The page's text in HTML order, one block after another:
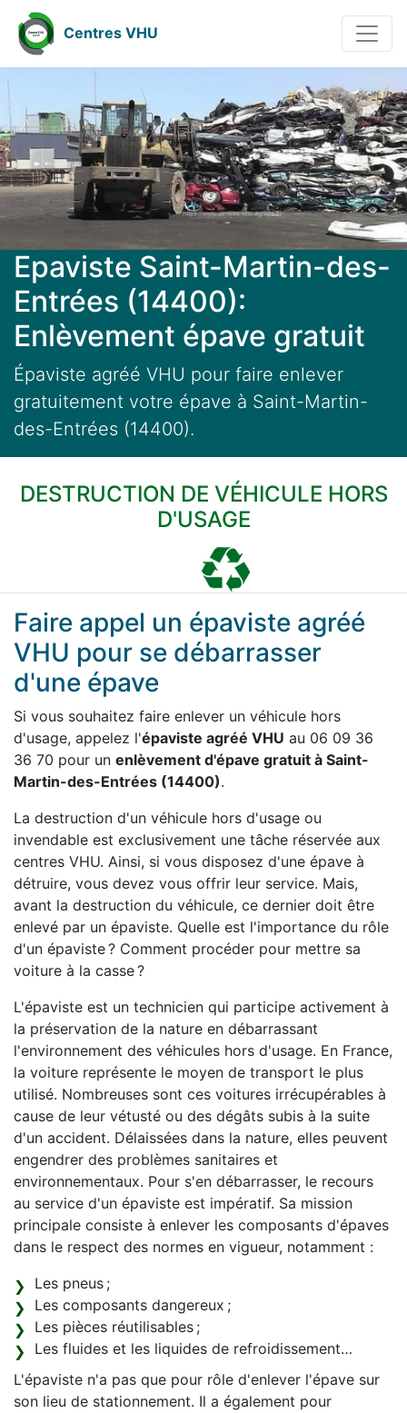
Centres VHU
Epaviste Saint-Martin-des-
Entrées (14400):
Enlèvement épave gratuit
Épaviste agréé VHU pour faire enlever
gratuitement votre épave à Saint-Martin-
des-Entrées (14400).
DESTRUCTION DE VÉHICULE HORS
D'USAGE
Faire appel un épaviste agréé
VHU pour se débarrasser
d'une épave
Si vous souhaitez faire enlever un véhicule hors
d'usage, appelez l'épaviste agréé VHU au 06 09 36
36 70 pour un enlèvement d'épave gratuit à Saint-
Martin-des-Entrées (14400).
La destruction d'un véhicule hors d'usage ou
invendable est exclusivement une tâche réservée aux
centres VHU. Ainsi, si vous disposez d'une épave à
détruire, vous devez vous offrir leur service. Mais,
avant la destruction du véhicule, ce dernier doit être
enlevé par un épaviste. Quelle est l'importance du rôle
d'un épaviste ? Comment procéder pour mettre sa
voiture à la casse ?
L'épaviste est un technicien qui participe activement à
la préservation de la nature en débarrassant
l'environnement des véhicules hors d'usage. En France,
la voiture représente le moyen de transport le plus
utilisé. Nombreuses sont ces voitures irrécupérables à
cause de leur vétusté ou des dégâts subis à la suite
d'un accident. Délaissées dans la nature, elles peuvent
engendrer des problèmes sanitaires et
environnementaux. Pour s'en débarrasser, le recours
au service d'un épaviste est impératif. Sa mission
principale consiste à enlever les composants d'épaves
dans le respect des normes en vigueur, notamment :
Les pneus ;
Les composants dangereux ;
Les pièces réutilisables ;
Les fluides et les liquides de refroidissement…
L'épaviste n'a pas que pour rôle d'enlever l'épave sur
son lieu de stationnement. Il a également pour